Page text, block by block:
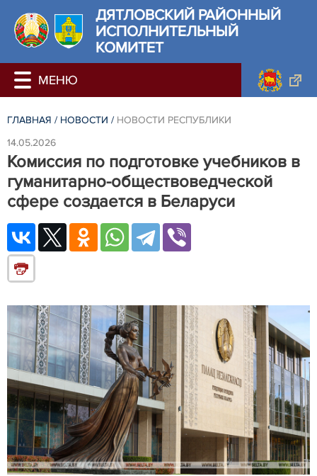
ДЯТЛОВСКИЙ РАЙОННЫЙ
ИСПОЛНИТЕЛЬНЫЙ
КОМИТЕТ
ГЛАВНАЯ / НОВОСТИ / НОВОСТИ РЕСПУБЛИКИ
14.05.2026
Комиссия по подготовке учебников в
гуманитарно-обществоведческой
сфере создается в Беларуси